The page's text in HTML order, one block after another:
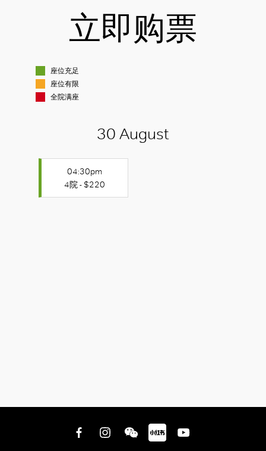
立即购票
座位充足
座位有限
全院满座
30 August
04:30pm
4院 - $220